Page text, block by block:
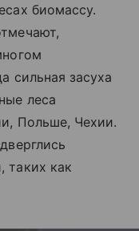
биомассу.
сильная засуха
леса
Польше, Чехии.
таких как